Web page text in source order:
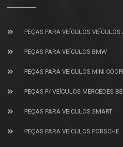
PEÇAS PARA VEÍCULOS VEÍCULOS
PEÇAS PARA VEÍCULOS BMW
PEÇAS PARA VEÍCULOS MINI
PEÇAS P/ VEÍCULOS MERCEDES
PEÇAS PARA VEÍCULOS SMART
PEÇAS PARA VEÍCULOS PORSCHE